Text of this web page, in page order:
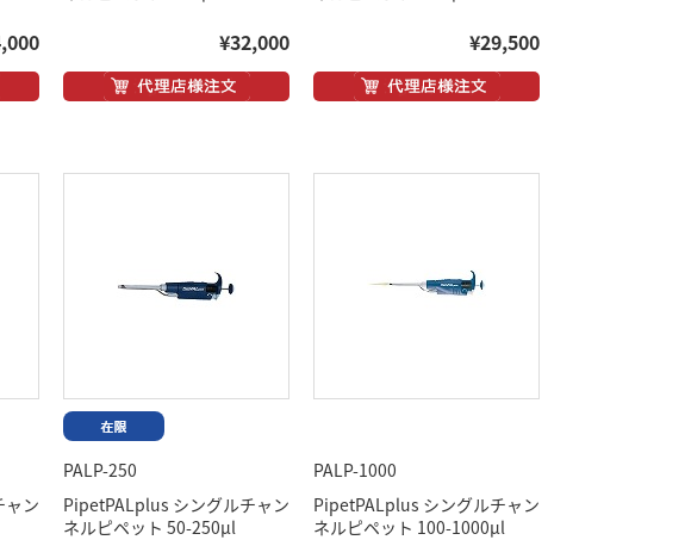
¥32,000 ¥29,500
ン
PALP-250
PipetPALplus シングルチャン
ネルピペット 50-250μl
PALP-1000
PipetPALplus シングルチャン
ネルピペット 100-1000μl